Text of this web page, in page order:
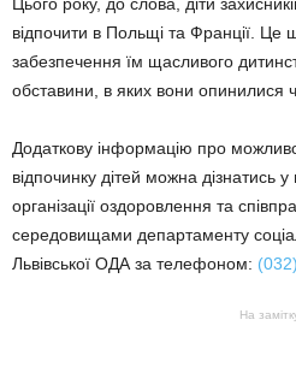
відпочити в Польщі та Франції. Це
забезпечення їм щасливого
обставини, в яких вони опинилися
Додаткову інформацію про
відпочинку дітей можна дізнатись у
організації оздоровлення та
середовищами департаменту
Львівської ОДА за телефоном:
На